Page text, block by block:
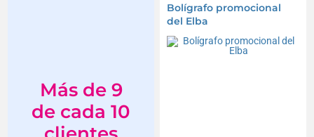
Más de 9
de cada 10
Bolígrafo promocional
del Elba